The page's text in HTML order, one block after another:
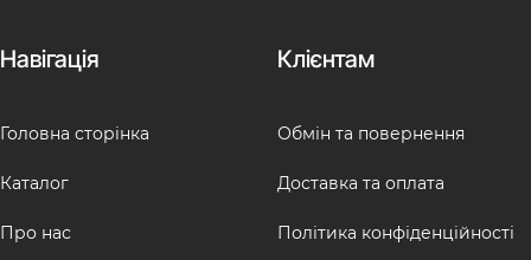
Навігація
Головна сторінка
Каталог
Про нас
Клієнтам
Обмін та повернення
Доставка та оплата
Політика конфіденційності